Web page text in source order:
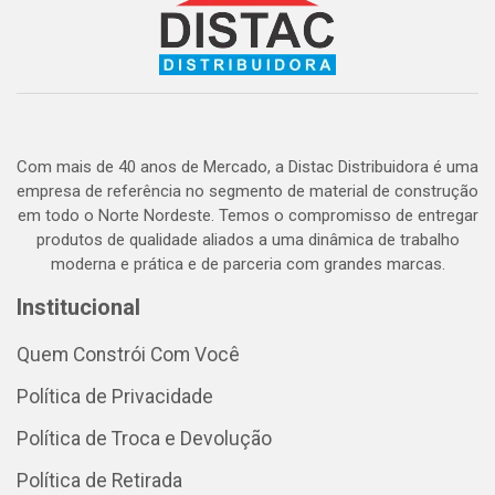
Com mais de 40 anos de Mercado, a Distac Distribuidora é uma
empresa de referência no segmento de material de construção
em todo o Norte Nordeste. Temos o compromisso de entregar
produtos de qualidade aliados a uma dinâmica de trabalho
moderna e prática e de parceria com grandes marcas.
Institucional
Quem Constrói Com Você
Política de Privacidade
Política de Troca e Devolução
Política de Retirada